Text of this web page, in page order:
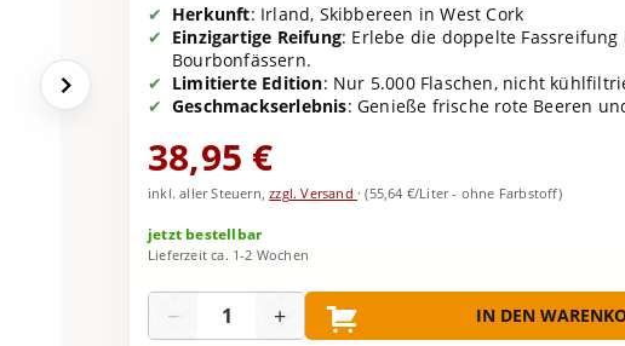
Herkunft: Irland, Skibbereen in West Cork
Einzigartige Reifung: Erlebe die doppelte
Bourbonfässern.
Limitierte Edition: Nur 5.000 Flaschen, nicht
Geschmackserlebnis: Genieße frische rote Beeren
38,95 €
inkl. aller Steuern,zzgl. Versand ·(55,64 €/Liter - ohne Farbstoff)
jetzt bestellbar
Lieferzeit ca. 1-2 Wochen
− + IN DEN